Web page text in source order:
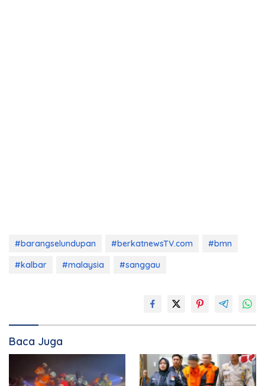
#barangselundupan #berkatnewsTV.com
#bmn
#kalbar
#malaysia #sanggau
Baca Juga